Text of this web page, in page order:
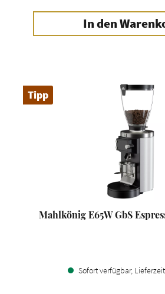
In den
Tipp
Mahlkönig E65W GbS
Sofort verfügbar,